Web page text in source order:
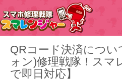
QRコード決済につい
ォン)修理戦隊！スマ
で即日対応】